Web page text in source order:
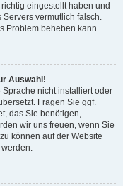
eingestellt haben und
Servers vermutlich falsch.
Problem beheben kann.
Auswahl!
nicht installiert oder
Fragen Sie ggf.
das Sie benötigen,
wir uns freuen, wenn Sie
können auf der Website